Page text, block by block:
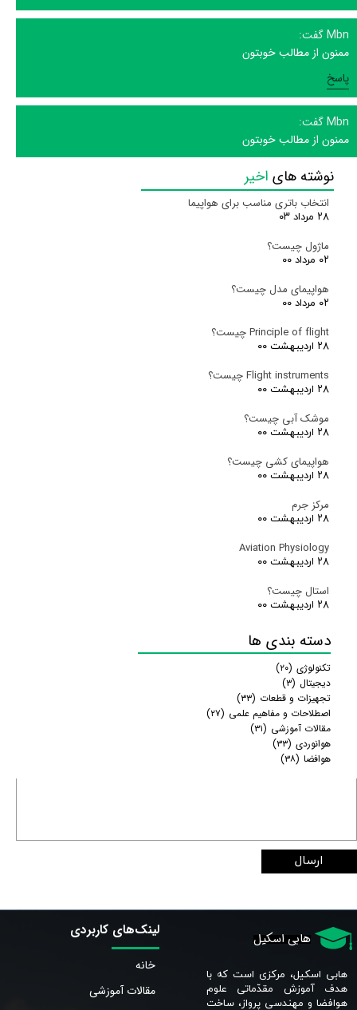
Mbn گفت:
ممنون از مطالب خوبتون
پاسخ
Mbn گفت:
ممنون از مطالب خوبتون
مدیریت گفت:
خواهش می‌کنم. خیلی ممنون که از مطالب سایت دیدن
می‌فرمایید.
پاسخ
مدیریت گفت:
خواهش می‌کنم. از اینکه مطالب سایت را می‌بینید سپاسگزاریم.
پاسخ
شهر انتخاب گفت:
متشکرم از مطالب بسیار جذابتون. شما میتوانید برای تهیه چسب و ابزار
مورد نیازتون که در تولیدات شما مورد نیاز است را از سایت شهر انتخاب تهیه
بفرمایید.
پاسخ
مدیریت گفت:
پاسخ
ارسال
نوشته های اخیر
انتخاب باتری مناسب برای هواپیما
۲۸ مرداد ۰۳
ماژول چیست؟
۰۲ مرداد ۰۰
هواپیمای مدل چیست؟
۰۲ مرداد ۰۰
Principle of flight چیست؟
۲۸ اردیبهشت ۰۰
Flight instruments چیست؟
۲۸ اردیبهشت ۰۰
موشک آبی چیست؟
۲۸ اردیبهشت ۰۰
هواپیمای کشی چیست؟
۲۸ اردیبهشت ۰۰
مرکز جرم
۲۸ اردیبهشت ۰۰
Aviation Physiology
۲۸ اردیبهشت ۰۰
استال چیست؟
۲۸ اردیبهشت ۰۰
دسته بندی ها
تکنولوژی (۲۰)
دیجیتال (۳)
تجهیزات و قطعات (۳۳)
اصطلاحات و مفاهیم علمی (۲۷)
مقالات آموزشی (۳۱)
هوانوردی (۳۳)
هوافضا (۳۸)
هابی اسکیل
هابی اسکیل، مرکزی است که با
هدف آموزش مقدّماتی علوم
هوافضا و مهندسی پرواز، ساخت
لینک‌های کاربردی
خانه
مقالات آموزشی